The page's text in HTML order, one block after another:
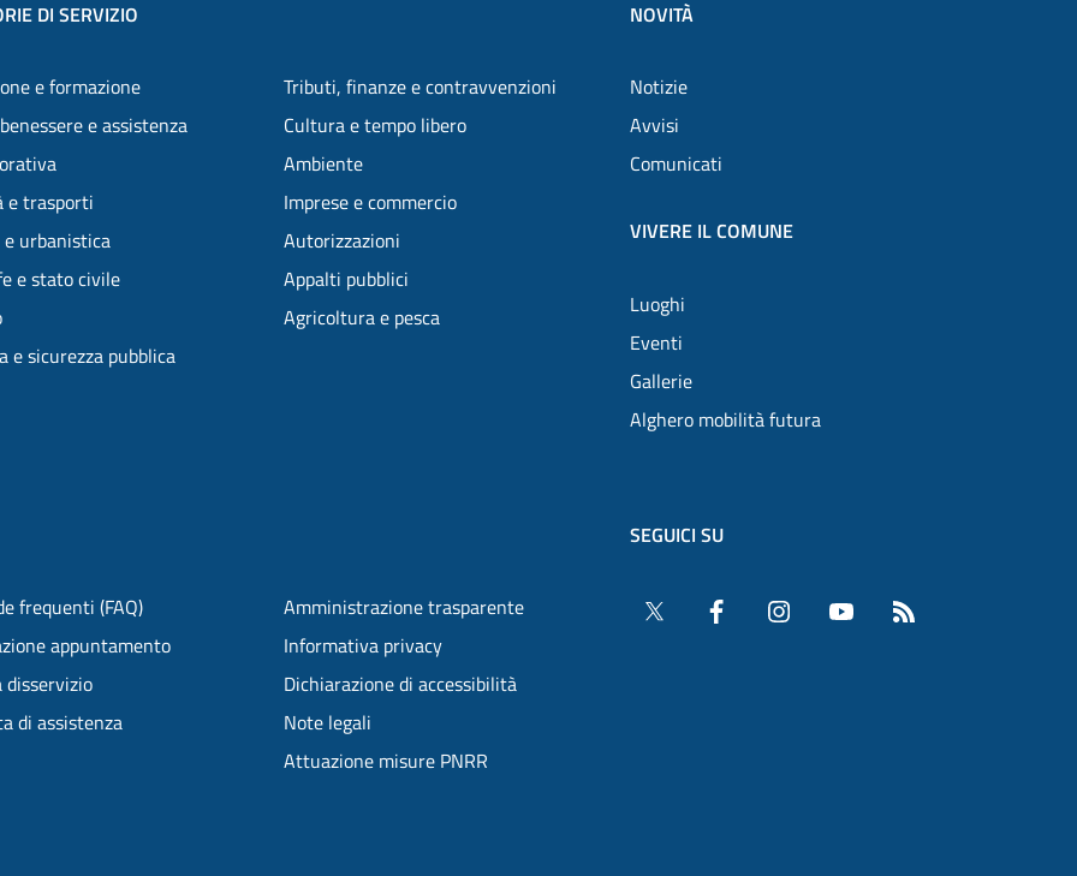
DI SERVIZIO
e formazione
e assistenza
e trasporti
urbanistica
e stato civile
e sicurezza pubblica
Tributi, finanze e contravvenzioni
Cultura e tempo libero
Ambiente
Imprese e commercio
Autorizzazioni
Appalti pubblici
Agricoltura e pesca
NOVITÀ
Notizie
Avvisi
Comunicati
VIVERE IL COMUNE
Luoghi
Eventi
Gallerie
Alghero mobilità futura
frequenti (FAQ)
appuntamento
disservizio
di assistenza
Amministrazione trasparente
Informativa privacy
Dichiarazione di accessibilità
Note legali
Attuazione misure PNRR
SEGUICI SU
Twitter Facebook InstagramYouTube